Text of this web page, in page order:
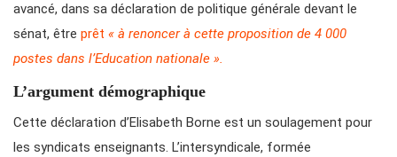
avancé, dans sa déclaration de politique générale devant le
sénat, être prêt « à renoncer à cette proposition de 4 000
postes dans l’Education nationale ».
L’argument démographique
Cette déclaration d’Elisabeth Borne est un soulagement pour
les syndicats enseignants. L’intersyndicale, formée